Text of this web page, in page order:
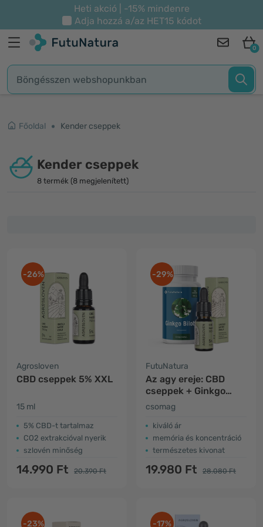
Heti akció | -15% mindenre
Adja hozzá a/az HET15 kódot
0
Főoldal Kender cseppek
Kender cseppek
8 termék (8 megjelenített)
-26%
Agrosloven
CBD cseppek 5% XXL
15 ml
5% CBD-t tartalmaz
CO2 extrakcióval nyerik
szlovén minőség
14.990 Ft 20.390 Ft
-29%
FutuNatura
Az agy ereje: CBD
cseppek + Ginkgo
Biloba
csomag
kiváló ár
memória és koncentráció
természetes kivonat
19.980 Ft 28.080 Ft
-23% -17%